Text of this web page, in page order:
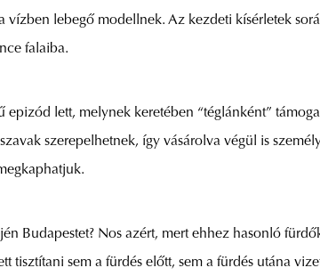
vízben lebegő modellnek. Az kezdeti kísérletek
falaiba.
epizód lett, melynek keretében “téglánként”
szerepelhetnek, így vásárolva végül is
Budapestet? Nos azért, mert ehhez hasonló
sem a fürdés előtt, sem a fürdés utána